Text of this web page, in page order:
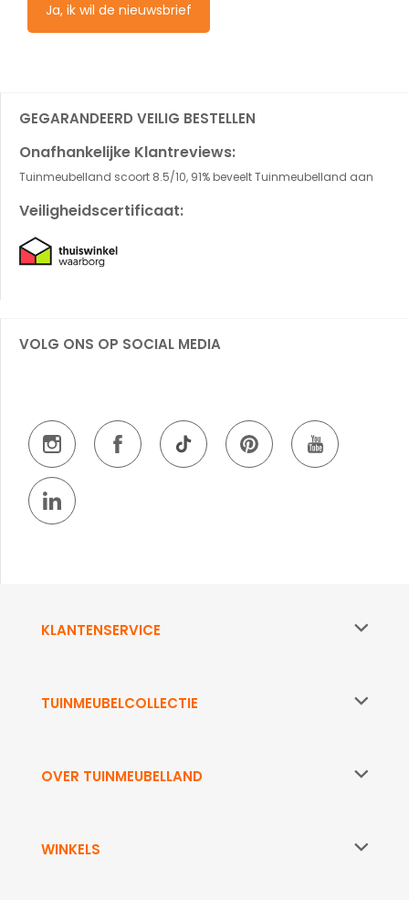
Ja, ik wil de nieuwsbrief
GEGARANDEERD VEILIG BESTELLEN
Onafhankelijke Klantreviews:
Tuinmeubelland scoort 8.5/10, 91% beveelt Tuinmeubelland aan
Veiligheidscertificaat:
VOLG ONS OP SOCIAL MEDIA
KLANTENSERVICE
TUINMEUBELCOLLECTIE
OVER TUINMEUBELLAND
WINKELS